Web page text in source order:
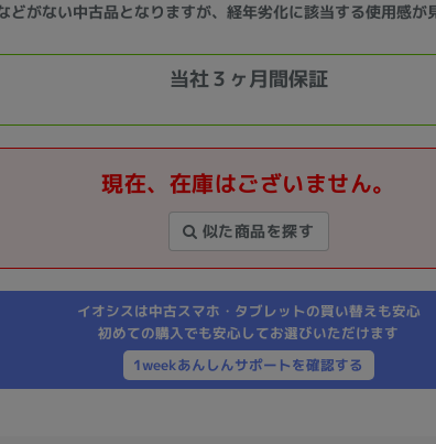
どがない中古品となりますが、経年劣化に該当する使用感が
当社３ヶ月間保証
現在、在庫はございません。
似た商品を探す
イオシスは中古スマホ・タブレットの買い替えも安心
初めての購入でも安心してお選びいただけます
1weekあんしんサポートを確認する
カテゴリー
ノートPC デスクPC
VAIO
メーカー
Apple SONY TOSHIBA
Asus HP